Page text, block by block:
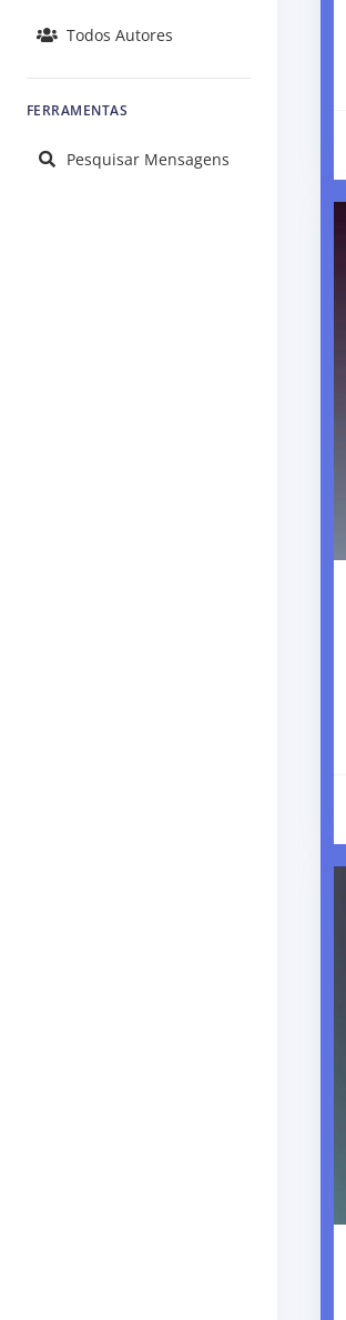
Todos Autores
FERRAMENTAS
Pesquisar Mensagens